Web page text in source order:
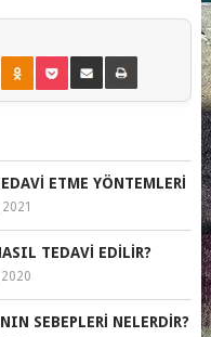
ETME YÖNTEMLERI
TEDAVI EDILIR?
SEBEPLERI NELERDIR?